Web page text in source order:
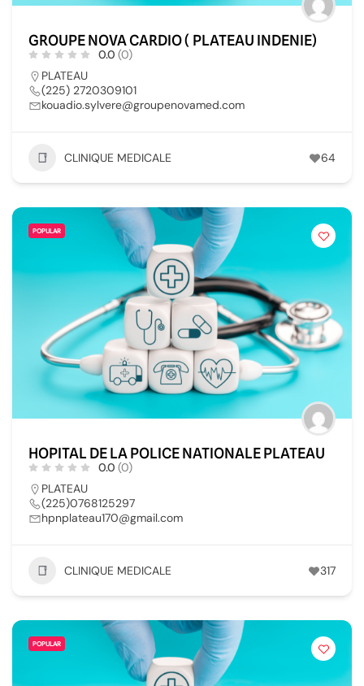
GROUPE NOVA CARDIO ( PLATEAU INDENIE)
0.0 (0)
PLATEAU
(225) 2720309101
kouadio.sylvere@groupenovamed.com
CLINIQUE MEDICALE 64
POPULAR
HOPITAL DE LA POLICE NATIONALE PLATEAU
0.0 (0)
PLATEAU
(225)0768125297
hpnplateau170@gmail.com
CLINIQUE MEDICALE 317
POPULAR